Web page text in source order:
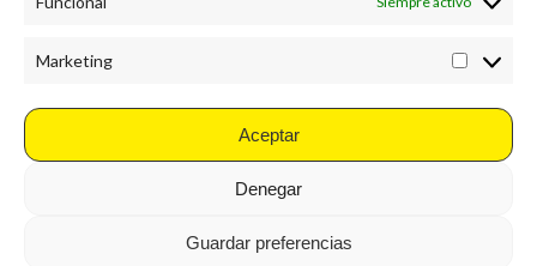
Marketing
Aceptar
Denegar
Guardar preferencias
Condiciones generales de venta